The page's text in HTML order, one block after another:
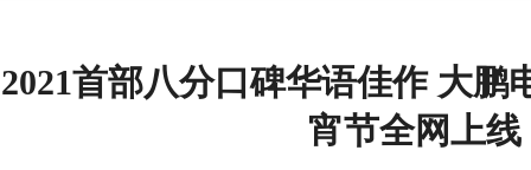
2021首部八分口碑华语佳作 大鹏
宵节全网上线